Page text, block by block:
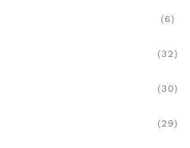
(6)
(32)
(30)
(29)